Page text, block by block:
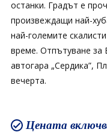
останки. Градът е
произвеждащи най-
най-големите
време. Отпътуване за
автогара „Сердика”,
вечерта.
Цената